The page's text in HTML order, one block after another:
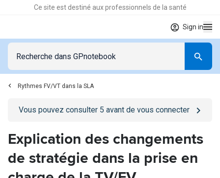
Ce site est destiné aux professionnels de la santé
Sign in
Rythmes FV/VT dans la SLA
Go to/se-connecterpage
Vous pouvez consulter 5 avant de vous connecter
Explication des changements
de stratégie dans la prise en